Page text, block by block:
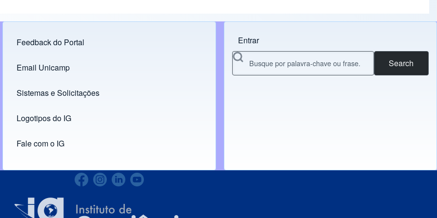
Footer menu
Feedback do Portal
Links
Email Unicamp
(opens in new tab)
Sistemas e Solicitações
(opens in new tab)
Logotipos do IG
(opens in new tab)
Fale com o IG
Menu do usuário
Entrar
Search